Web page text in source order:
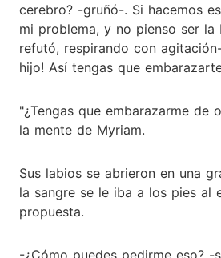
cerebro? -gruñó-. Si hacemos
mi problema, y no pienso ser la
refutó, respirando con
hijo! Así tengas que
"¿Tengas que embarazarme de
la mente de Myriam.
Sus labios se abrieron en una
la sangre se le iba a los pies al
propuesta.
-¿Cómo puedes pedirme eso? -